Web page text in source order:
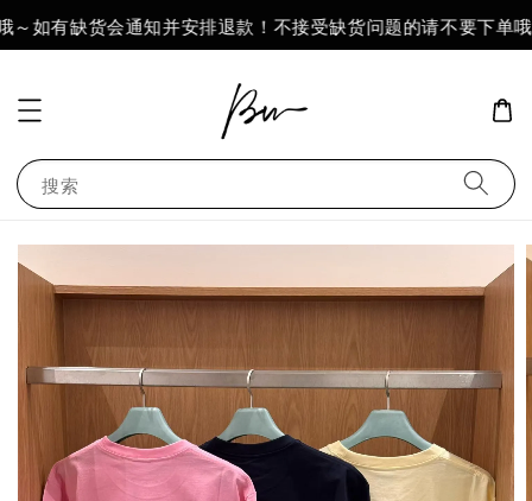
有缺货会通知并安排退款！不接受缺货问题的请不要下单哦～
搜索